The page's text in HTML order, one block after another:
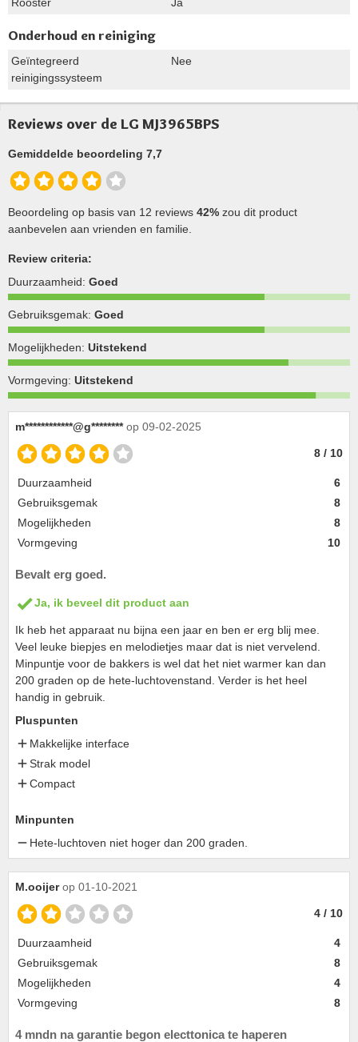
Onderhoud en reiniging
Geïntegreerd
reinigingssysteem
Nee
Reviews over de LG MJ3965BPS
Gemiddelde beoordeling 7,7
Beoordeling op basis van 12 reviews 42% zou dit product
aanbevelen aan vrienden en familie.
Review criteria:
Duurzaamheid: Goed
Gebruiksgemak: Goed
Mogelijkheden: Uitstekend
Vormgeving: Uitstekend
m************@g******** op 09-02-2025
8 / 10
Duurzaamheid
6
Gebruiksgemak
8
Mogelijkheden
8
Vormgeving
10
Bevalt erg goed.
Ja, ik beveel dit product aan
Ik heb het apparaat nu bijna een jaar en ben er erg blij mee.
Veel leuke biepjes en melodietjes maar dat is niet vervelend.
Minpuntje voor de bakkers is wel dat het niet warmer kan dan
200 graden op de hete-luchtovenstand. Verder is het heel
handig in gebruik.
Pluspunten
Makkelijke interface
Strak model
Compact
Minpunten
Hete-luchtoven niet hoger dan 200 graden.
M.ooijer op 01-10-2021
4 / 10
Duurzaamheid
4
Gebruiksgemak
8
Mogelijkheden
4
Vormgeving
8
4 mndn na garantie begon electtonica te haperen